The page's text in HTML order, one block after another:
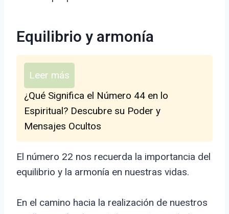
Equilibrio y armonía
Leer más
¿Qué Significa el Número 44 en lo
Espiritual? Descubre su Poder y
Mensajes Ocultos
El número 22 nos recuerda la importancia del
equilibrio y la armonía en nuestras vidas.
En el camino hacia la realización de nuestros